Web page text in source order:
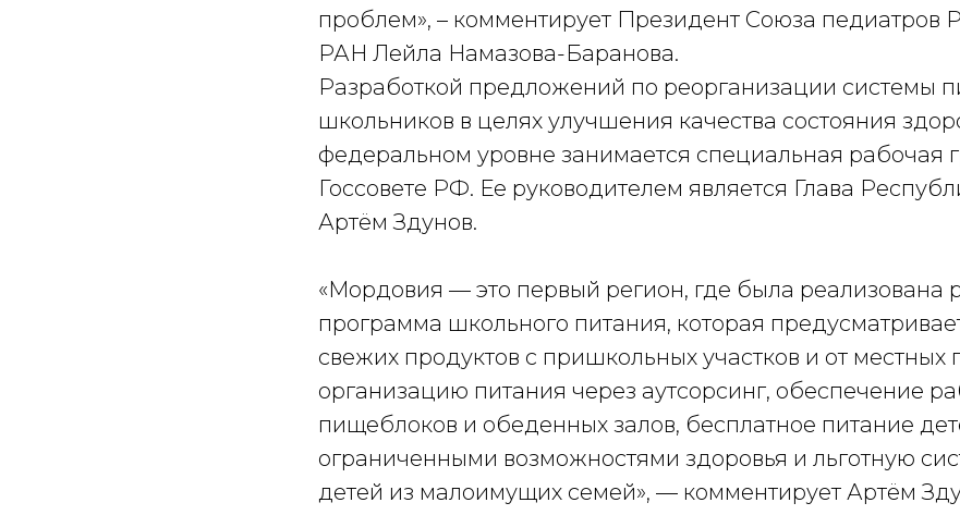
проблем», – комментирует Президент Союза педиатров
РАН Лейла Намазова-Баранова.
Разработкой предложений по реорганизации системы
школьников в целях улучшения качества состояния
федеральном уровне занимается специальная рабочая
Госсовете РФ. Ее руководителем является Глава
Артём Здунов.
«Мордовия — это первый регион, где была реализована
программа школьного питания, которая
свежих продуктов с пришкольных участков и от местных
организацию питания через аутсорсинг, обеспечение
пищеблоков и обеденных залов, бесплатное питание
ограниченными возможностями здоровья и льготную
детей из малоимущих семей», — комментирует Артём